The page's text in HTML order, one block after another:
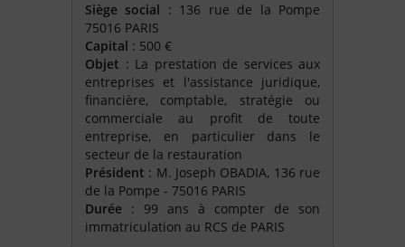
Siège social : 136 rue de la Pompe
75016 PARIS
Capital : 500 €
Objet : La prestation de services aux
entreprises et l'assistance juridique,
financière, comptable, stratégie ou
commerciale au profit de toute
entreprise, en particulier dans le
secteur de la restauration
Président : M. Joseph OBADIA, 136 rue
de la Pompe - 75016 PARIS
Durée : 99 ans à compter de son
immatriculation au RCS de PARIS